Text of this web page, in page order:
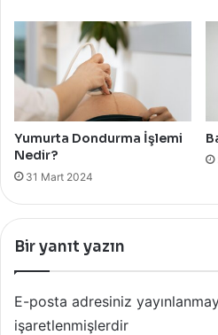
Yumurta Dondurma İşlemi
Nedir?
31 Mart 2024
Bir yanıt yazın
E-posta adresiniz
işaretlenmişlerdir